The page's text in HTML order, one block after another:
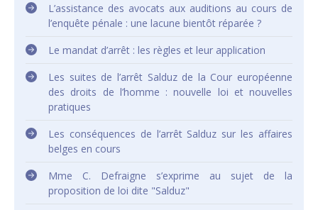
L’assistance des avocats aux auditions au cours de
l’enquête pénale : une lacune bientôt réparée ?
Le mandat d’arrêt : les règles et leur application
Les suites de l’arrêt Salduz de la Cour européenne
des droits de l’homme : nouvelle loi et nouvelles
pratiques
Les conséquences de l’arrêt Salduz sur les affaires
belges en cours
Mme C. Defraigne s’exprime au sujet de la
proposition de loi dite "Salduz"